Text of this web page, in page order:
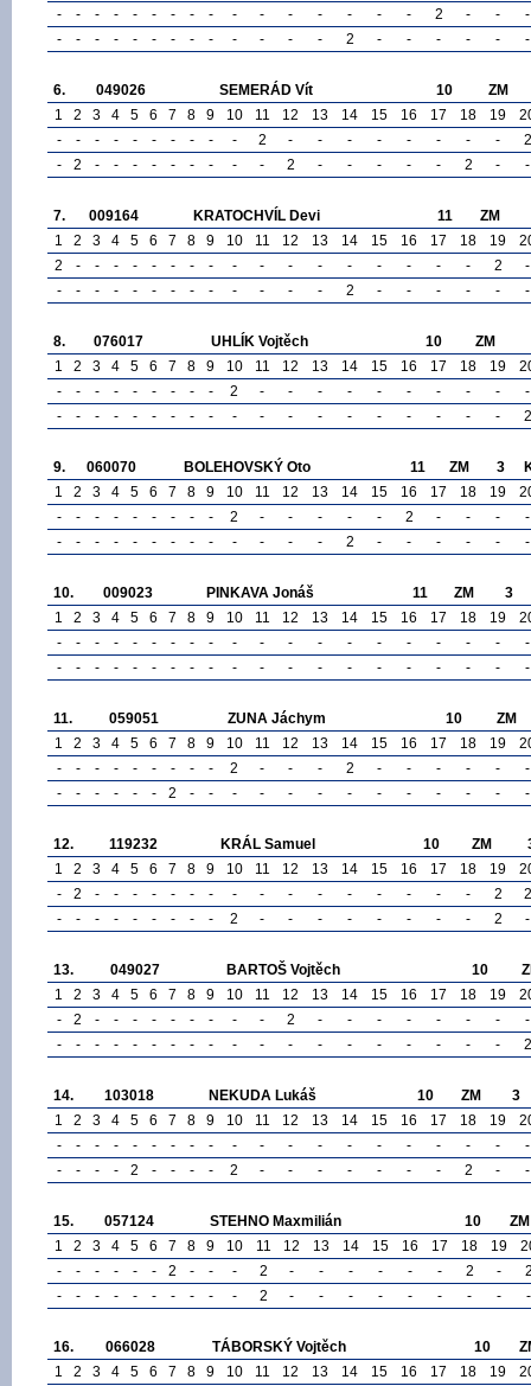
-
- - - - - - - - - - - - - - - 2 - -
-
-
- - - - - - - - - - - - 2 - - - - - -
6. 049026 SEMERÁD Vít 10
ZM
1
2 3 4 5 6 7 8 9 10 11 12 13 14 15 16 17 18 19
-
- - - - - - - - - 2 - - - - - - - -
2
-
2 - - - - - - - - - 2 - - - - - 2 - -
7. 009164 KRATOCHVÍL Devi 11
ZM
1
2 3 4 5 6 7 8 9 10 11 12 13 14 15 16 17 18 19
2
- - - - - - - - - - - - - - - - - 2
-
-
- - - - - - - - - - - - 2 - - - - - -
8. 076017 UHLÍK Vojtěch 10
ZM
1
2 3 4 5 6 7 8 9 10 11 12 13 14 15 16 17 18 19
-
- - - - - - - - 2 - - - - - - - - -
-
-
- - - - - - - - - - - - - - - - - - 2
9. 060070 BOLEHOVSKÝ Oto 11 ZM 3
1
2 3 4 5 6 7 8 9 10 11 12 13 14 15 16 17 18 19
-
- - - - - - - - 2 - - - - - 2 - - -
-
-
- - - - - - - - - - - - 2 - - - - - -
10. 009023 PINKAVA Jonáš 11 ZM
3
1
2 3 4 5 6 7 8 9 10 11 12 13 14 15 16 17 18 19
-
- - - - - - - - - - - - - - - - - -
-
-
- - - - - - - - - - - - - - - - - - -
11. 059051 ZUNA Jáchym 10
ZM
1
2 3 4 5 6 7 8 9 10 11 12 13 14 15 16 17 18 19
-
- - - - - - - - 2 - - - 2 - - - - -
-
-
- - - - - 2 - - - - - - - - - - - - -
12. 119232 KRÁL Samuel 10 ZM
1
2 3 4 5 6 7 8 9 10 11 12 13 14 15 16 17 18 19
-
2 - - - - - - - - - - - - - - - - 2
2
-
- - - - - - - - 2 - - - - - - - - 2 -
13. 049027 BARTOŠ Vojtěch 10
1
2 3 4 5 6 7 8 9 10 11 12 13 14 15 16 17 18 19
-
2 - - - - - - - - - 2 - - - - - - -
-
-
- - - - - - - - - - - - - - - - - - 2
14. 103018 NEKUDA Lukáš 10 ZM
3
1
2 3 4 5 6 7 8 9 10 11 12 13 14 15 16 17 18 19
-
- - - - - - - - - - - - - - - - - -
-
-
- - - 2 - - - - 2 - - - - - - - 2 - -
15. 057124 STEHNO Maxmilián 10
ZM
1
2 3 4 5 6 7 8 9 10 11 12 13 14 15 16 17 18 19
-
- - - - - 2 - - - 2 - - - - - - 2 -
-
- - - - - - - - - 2 - - - - - - - - -
16. 066028 TÁBORSKÝ Vojtěch 10
1
2 3 4 5 6 7 8 9 10 11 12 13 14 15 16 17 18 19